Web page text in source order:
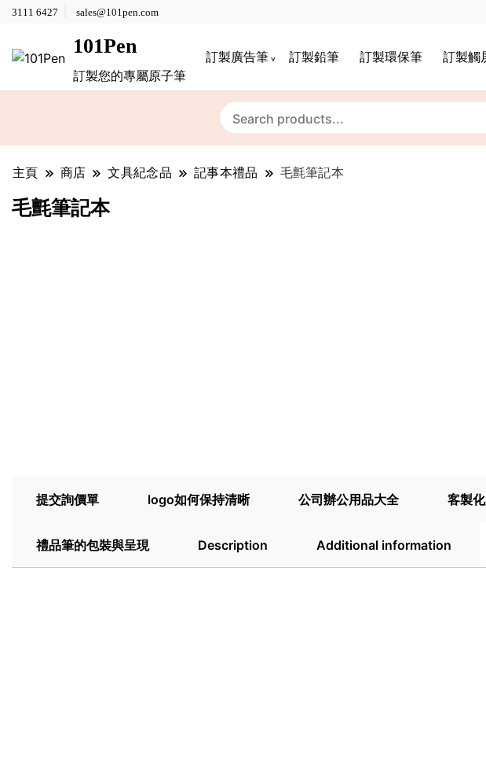
3111 6427 sales@101pen.com
101Pen
訂製您的專屬原子筆
訂製廣告筆 訂製鉛筆 訂製環保筆 訂製觸
主頁 商店 文具紀念品 記事本禮品 毛氈筆記本
毛氈筆記本
提交詢價單 logo如何保持清晰 公司辦公用品大全 客製
禮品筆的包裝與呈現 Description Additional information